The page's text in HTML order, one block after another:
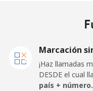
⁦53.9¢⁩
Marcación
¡Haz llamadas
DESDE el cual
país + número.